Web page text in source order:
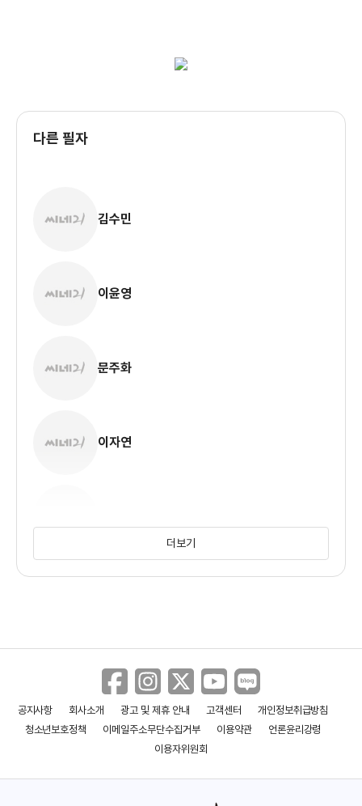
다른 필자
김수민
이윤영
문주화
이자연
정희진
더보기
공지사항 회사소개 광고 및 제휴 안내 고객센터
개인정보취급방침
청소년보호정책
이메일주소무단수집거부 이용약관
언론윤리강령
이용자위원회